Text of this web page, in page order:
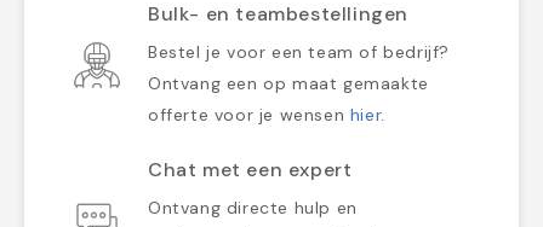
Bulk- en teambestellingen
Bestel je voor een team of bedrijf?
Ontvang een op maat gemaakte
offerte voor je wensen hier.
Chat met een expert
Ontvang directe hulp en